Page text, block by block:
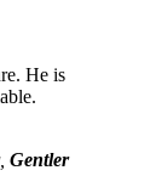
He is
, Gentler